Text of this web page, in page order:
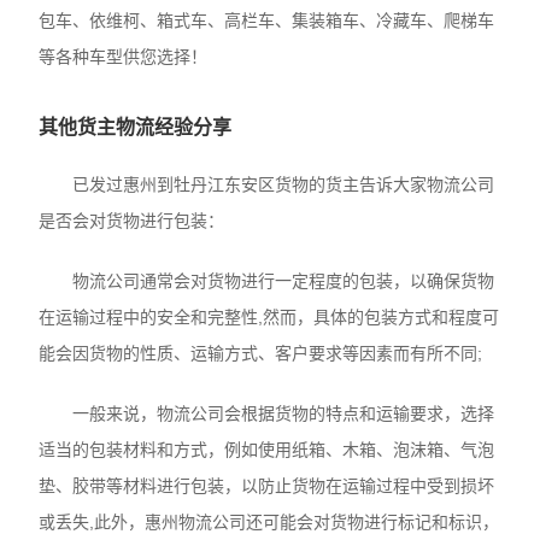
包车、依维柯、箱式车、高栏车、集装箱车、冷藏车、爬梯车
等各种车型供您选择！
其他货主物流经验分享
已发过惠州到牡丹江东安区货物的货主告诉大家物流公司
是否会对货物进行包装：
物流公司通常会对货物进行一定程度的包装，以确保货物
在运输过程中的安全和完整性,然而，具体的包装方式和程度可
能会因货物的性质、运输方式、客户要求等因素而有所不同;
一般来说，物流公司会根据货物的特点和运输要求，选择
适当的包装材料和方式，例如使用纸箱、木箱、泡沫箱、气泡
垫、胶带等材料进行包装，以防止货物在运输过程中受到损坏
或丢失,此外，惠州物流公司还可能会对货物进行标记和标识，